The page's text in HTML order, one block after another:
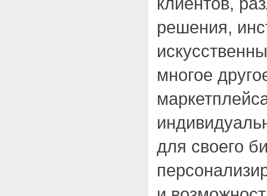
решения,
многое
для своего